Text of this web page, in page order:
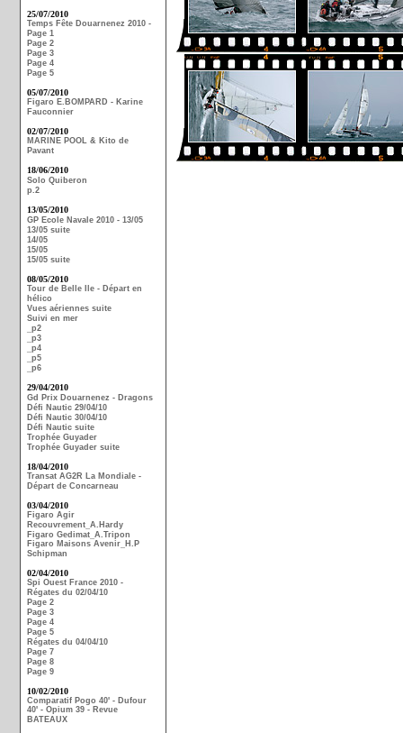
25/07/2010
Temps Fête Douarnenez 2010 -
Page 1
Page 2
Page 3
Page 4
Page 5
05/07/2010
Figaro E.BOMPARD - Karine
Fauconnier
02/07/2010
MARINE POOL & Kito de
Pavant
18/06/2010
Solo Quiberon
p.2
13/05/2010
GP Ecole Navale 2010 - 13/05
13/05 suite
14/05
15/05
15/05 suite
08/05/2010
Tour de Belle Ile - Départ en
hélico
Vues aériennes suite
Suivi en mer
_p2
_p3
_p4
_p5
_p6
29/04/2010
Gd Prix Douarnenez - Dragons
Défi Nautic 29/04/10
Défi Nautic 30/04/10
Défi Nautic suite
Trophée Guyader
Trophée Guyader suite
18/04/2010
Transat AG2R La Mondiale -
Départ de Concarneau
03/04/2010
Figaro Agir
Recouvrement_A.Hardy
Figaro Gedimat_A.Tripon
Figaro Maisons Avenir_H.P
Schipman
02/04/2010
Spi Ouest France 2010 -
Régates du 02/04/10
Page 2
Page 3
Page 4
Page 5
Régates du 04/04/10
Page 7
Page 8
Page 9
10/02/2010
Comparatif Pogo 40' - Dufour
40' - Opium 39 - Revue
BATEAUX